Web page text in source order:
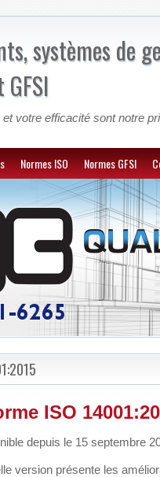
systèmes de
GFSI
et votre efficacité sont notre
Normes ISO Normes GFSI
ISO
depuis le 15 septembre
version présente les